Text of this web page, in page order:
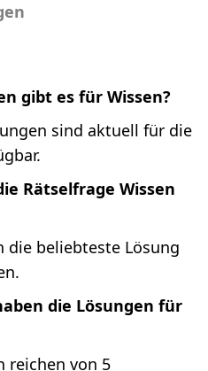
gibt es für Wissen?
sind aktuell für die
Rätselfrage Wissen
beliebteste Lösung
die Lösungen für
reichen von 5